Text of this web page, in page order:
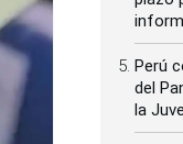
Perú
del
la